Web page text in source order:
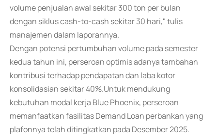
volume penjualan awal sekitar 300 ton per bulan
dengan siklus cash-to-cash sekitar 30 hari," tulis
manajemen dalam laporannya.
Dengan potensi pertumbuhan volume pada semester
kedua tahun ini, perseroan optimis adanya tambahan
kontribusi terhadap pendapatan dan laba kotor
konsolidasian sekitar 40%.Untuk mendukung
kebutuhan modal kerja Blue Phoenix, perseroan
memanfaatkan fasilitas Demand Loan perbankan yang
plafonnya telah ditingkatkan pada Desember 2025.